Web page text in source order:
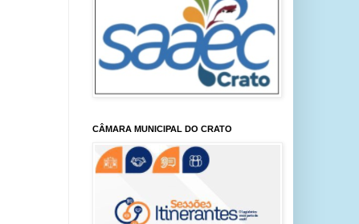
CÂMARA MUNICIPAL DO CRATO